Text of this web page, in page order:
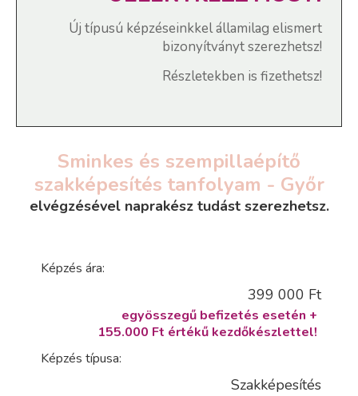
Új típusú képzéseinkkel államilag elismert
bizonyítványt szerezhetsz!
Részletekben is fizethetsz!
Sminkes és szempillaépítő
szakképesítés tanfolyam - Győr
elvégzésével naprakész tudást szerezhetsz.
Képzés ára:
399 000 Ft
egyösszegű befizetés esetén +
155.000 Ft értékű kezdőkészlettel!
Képzés típusa:
Szakképesítés